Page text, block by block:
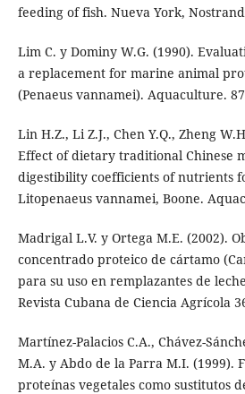
feeding of fish. Nueva York,
Lim C. y Dominy W.G. (1990).
a replacement for marine animal
(Penaeus vannamei). Aquaculture.
Lin H.Z., Li Z.J., Chen Y.Q., Zheng
Effect of dietary traditional Chinese
digestibility coefficients of nutrients
Litopenaeus vannamei, Boone.
Madrigal L.V. y Ortega M.E. (2002).
concentrado proteico de cártamo
para su uso en remplazantes de
Revista Cubana de Ciencia Agrícola
Martínez-Palacios C.A., Chávez-
M.A. y Abdo de la Parra M.I. (1999).
proteínas vegetales como sustitutos